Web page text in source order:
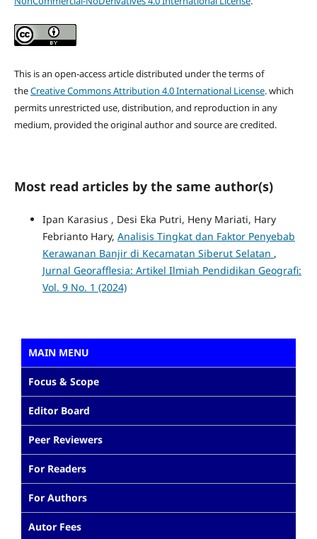
This is an open-access article distributed under the terms of
theCreative Commons Attribution 4.0 International License. which
permits unrestricted use, distribution, and reproduction in any
medium, provided the original author and source are credited.
Most read articles by the same author(s)
Ipan Karasius , Desi Eka Putri, Heny Mariati, Hary
Febrianto Hary, Analisis Tingkat dan Faktor Penyebab
Kerawanan Banjir di Kecamatan Siberut Selatan ,
Jurnal Georafflesia: Artikel Ilmiah Pendidikan Geografi:
Vol. 9 No. 1 (2024)
MAIN MENU
Focus & Scope
Editor Board
Peer Reviewers
For Readers
For Authors
Autor Fees